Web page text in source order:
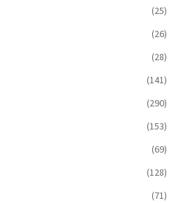
(25)
(26)
(28)
(141)
(290)
(153)
(69)
(128)
(71)